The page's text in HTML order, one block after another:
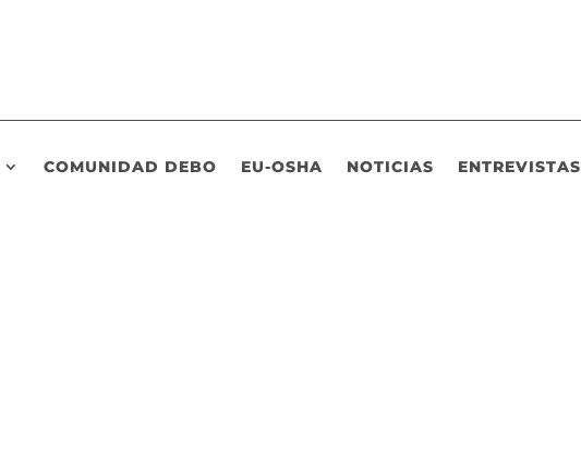
COMUNIDAD DEBO EU-OSHA NOTICIAS ENTREVISTAS